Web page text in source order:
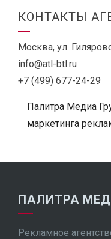
КОНТАКТЫ
Москва, ул.
info@atl-btl.ru
+7 (499) 677-24-29
Палитра Медиа
маркетинга
ПАЛИТРА
Рекламное